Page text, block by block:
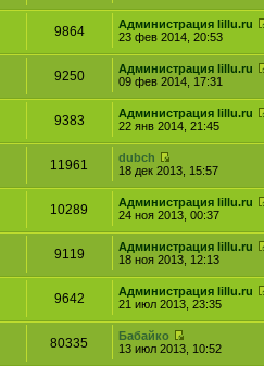
9864
Администрация lillu.ru
23 фев 2014, 20:53
9250
Администрация lillu.ru
09 фев 2014, 17:31
9383
Администрация lillu.ru
22 янв 2014, 21:45
11961
dubch
18 дек 2013, 15:57
10289
Администрация lillu.ru
24 ноя 2013, 00:37
9119
Администрация lillu.ru
18 ноя 2013, 12:13
9642
Администрация lillu.ru
21 июл 2013, 23:35
80335
Бабайко
13 июл 2013, 10:52